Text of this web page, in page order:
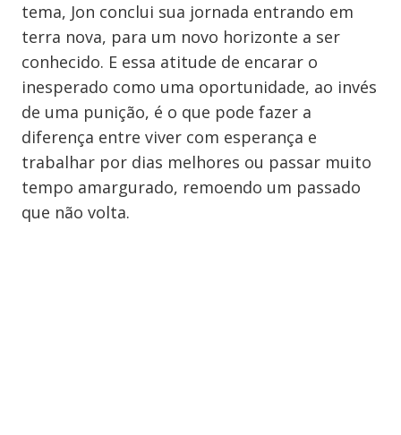
tema, Jon conclui sua jornada entrando em
terra nova, para um novo horizonte a ser
conhecido. E essa atitude de encarar o
inesperado como uma oportunidade, ao invés
de uma punição, é o que pode fazer a
diferença entre viver com esperança e
trabalhar por dias melhores ou passar muito
tempo amargurado, remoendo um passado
que não volta.